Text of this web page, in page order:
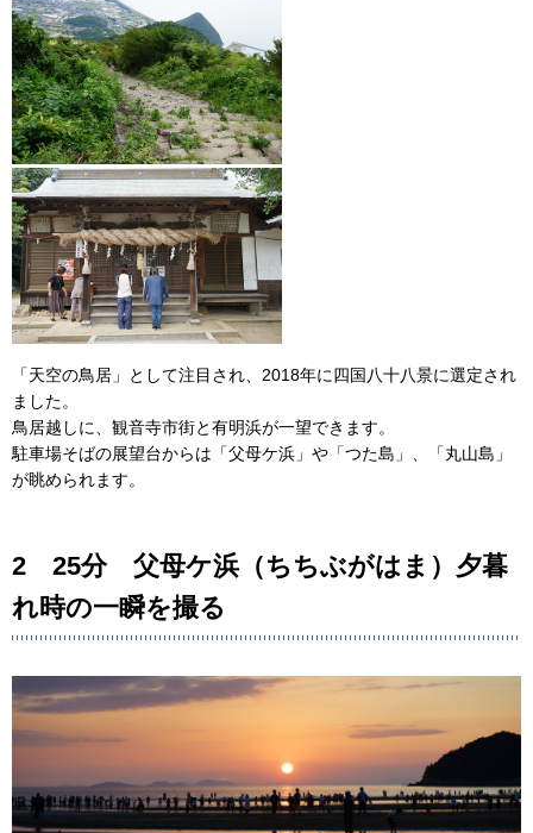
「天空の鳥居」として注目され、2018年に四国八十八景に選定され
ました。
鳥居越しに、観音寺市街と有明浜が一望できます。
駐車場そばの展望台からは「父母ケ浜」や「つた島」、「丸山島」
が眺められます。
2 25分 父母ケ浜（ちちぶがはま）夕暮
れ時の一瞬を撮る